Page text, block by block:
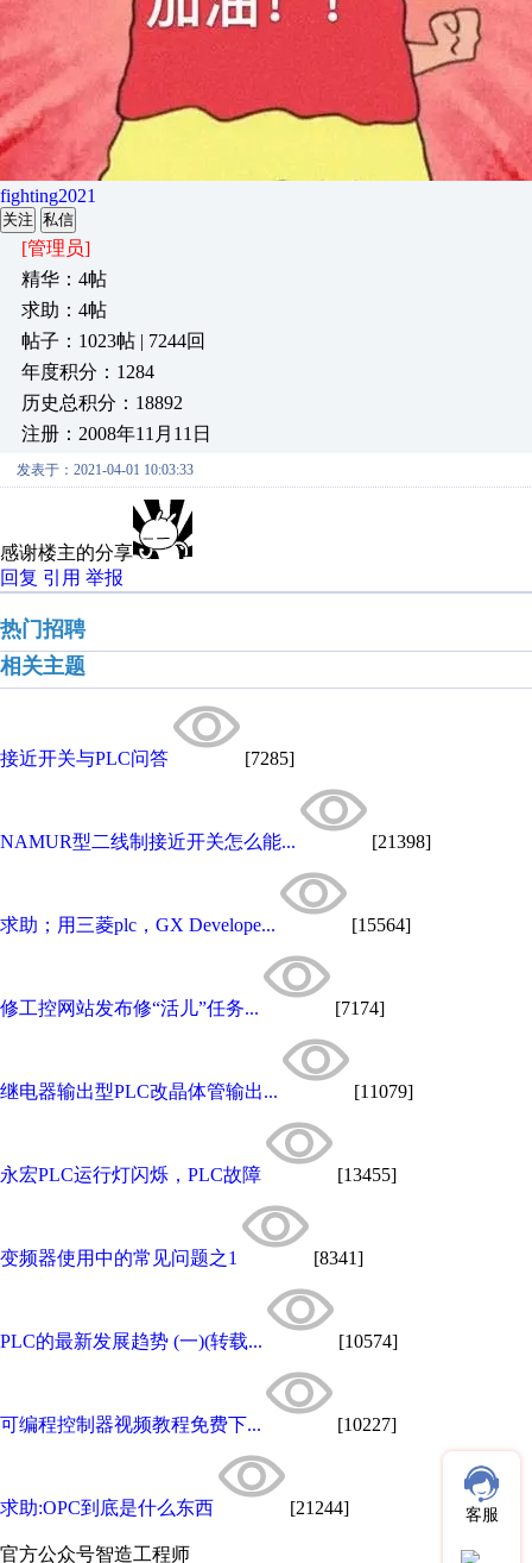
fighting2021
关注 私信
[管理员]
精华：4帖
求助：4帖
帖子：1023帖 | 7244回
年度积分：1284
历史总积分：18892
注册：2008年11月11日
发表于：2021-04-01 10:03:33
感谢楼主的分享
回复 引用 举报
热门招聘
相关主题
接近开关与PLC问答 [7285]
NAMUR型二线制接近开关怎么能... [21398]
求助；用三菱plc，GX Develope... [15564]
修工控网站发布修“活儿”任务... [7174]
继电器输出型PLC改晶体管输出... [11079]
永宏PLC运行灯闪烁，PLC故障 [13455]
变频器使用中的常见问题之1 [8341]
PLC的最新发展趋势 (一)(转载... [10574]
可编程控制器视频教程免费下... [10227]
求助:OPC到底是什么东西 [21244]
官方公众号智造工程师
客服